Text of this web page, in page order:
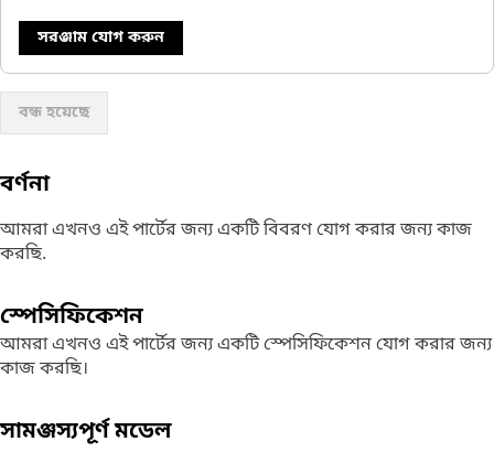
সরঞ্জাম যোগ করুন
বন্ধ হয়েছে
বর্ণনা
আমরা এখনও এই পার্টের জন্য একটি বিবরণ যোগ করার জন্য কাজ
করছি.
স্পেসিফিকেশন
আমরা এখনও এই পার্টের জন্য একটি স্পেসিফিকেশন যোগ করার জন্য
কাজ করছি।
সামঞ্জস্যপূর্ণ মডেল